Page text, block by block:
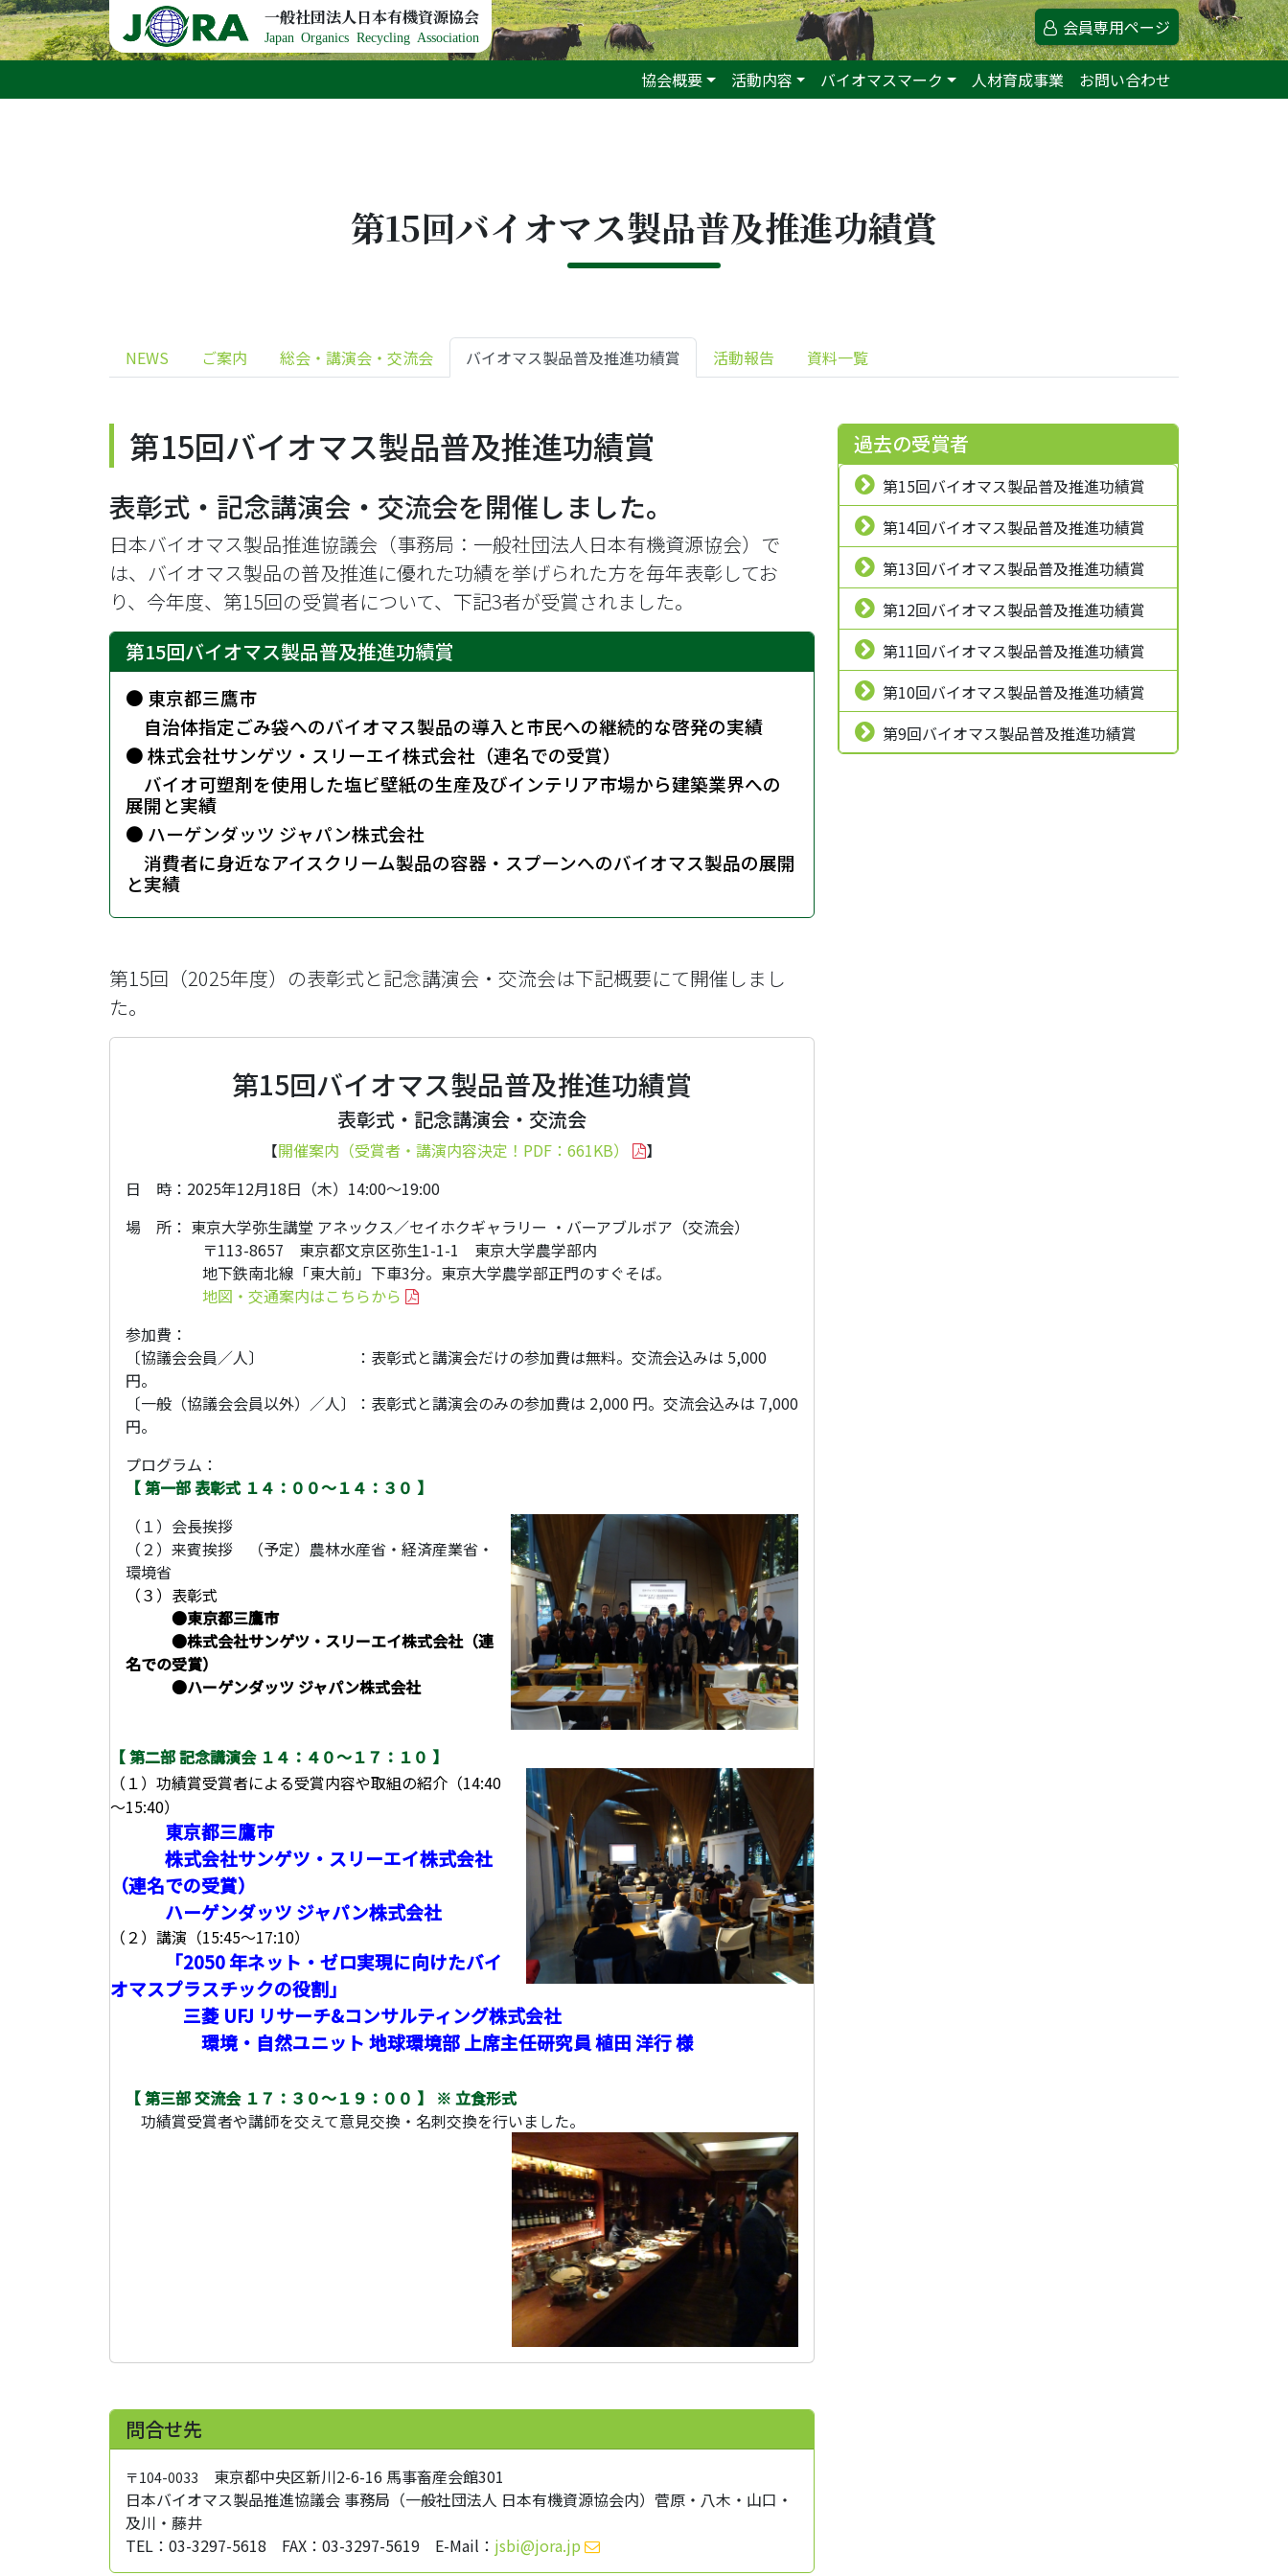
Skip to content 一般社団法人日本有機資源協会
Japan Organics Recycling Association 会員専用ページ
協会概要 活動内容 バイオマスマーク 人材育成事業 お問い合わせ
第15回バイオマス製品普及推進功績賞
NEWS ご案内 総会・講演会・交流会 バイオマス製品普及推進功績賞 活動報告 資料一覧
第15回バイオマス製品普及推進功績賞
表彰式・記念講演会・交流会を開催しました。
日本バイオマス製品推進協議会（事務局：一般社団法人日本有機資源協会）で
は、バイオマス製品の普及推進に優れた功績を挙げられた方を毎年表彰してお
り、今年度、第15回の受賞者について、下記3者が受賞されました。
第15回バイオマス製品普及推進功績賞
● 東京都三鷹市
自治体指定ごみ袋へのバイオマス製品の導入と市民への継続的な啓発の実績
● 株式会社サンゲツ・スリーエイ株式会社（連名での受賞）
バイオ可塑剤を使用した塩ビ壁紙の生産及びインテリア市場から建築業界への
展開と実績
● ハーゲンダッツ ジャパン株式会社
消費者に身近なアイスクリーム製品の容器・スプーンへのバイオマス製品の展開
と実績
第15回（2025年度）の表彰式と記念講演会・交流会は下記概要にて開催しまし
た。
第15回バイオマス製品普及推進功績賞
表彰式・記念講演会・交流会
【開催案内（受賞者・講演内容決定！PDF：661KB）
】
日 時：2025年12月18日（木）14:00～19:00
場 所： 東京大学弥生講堂 アネックス／セイホクギャラリー ・バーアブルボア（交流会）
〒113-8657 東京都文京区弥生1-1-1 東京大学農学部内
地下鉄南北線「東大前」下車3分。東京大学農学部正門のすぐそば。
地図・交通案内はこちらから
参加費：
〔協議会会員／人〕 ：表彰式と講演会だけの参加費は無料。交流会込みは 5,000
円。
〔一般（協議会会員以外）／人〕：表彰式と講演会のみの参加費は 2,000 円。交流会込みは 7,000
円。
プログラム：
【 第一部 表彰式 １４：００～１４：３０ 】
（１）会長挨拶
（２）来賓挨拶 （予定）農林水産省・経済産業省・
環境省
（３）表彰式
●東京都三鷹市
●株式会社サンゲツ・スリーエイ株式会社（連
名での受賞）
●ハーゲンダッツ ジャパン株式会社
【 第二部 記念講演会 １４：４０～１７：１０ 】
（１）功績賞受賞者による受賞内容や取組の紹介（14:40
～15:40）
東京都三鷹市
株式会社サンゲツ・スリーエイ株式会社
（連名での受賞）
ハーゲンダッツ ジャパン株式会社
（２）講演（15:45～17:10）
「2050 年ネット・ゼロ実現に向けたバイ
オマスプラスチックの役割」
三菱 UFJ リサーチ&コンサルティング株式会社
環境・自然ユニット 地球環境部 上席主任研究員 植田 洋行 様
【 第三部 交流会 １７：３０～１９：００ 】 ※ 立食形式
功績賞受賞者や講師を交えて意見交換・名刺交換を行いました。
問合せ先
〒104-0033
東京都中央区新川2-6-16 馬事畜産会館301
日本バイオマス製品推進協議会 事務局（一般社団法人 日本有機資源協会内）菅原・八木・山口・
及川・藤井
TEL：03-3297-5618 FAX：03-3297-5619 E-Mail： jsbi@jora.jp
過去の受賞者
第15回バイオマス製品普及推進功績賞
第14回バイオマス製品普及推進功績賞
第13回バイオマス製品普及推進功績賞
第12回バイオマス製品普及推進功績賞
第11回バイオマス製品普及推進功績賞
第10回バイオマス製品普及推進功績賞
第9回バイオマス製品普及推進功績賞